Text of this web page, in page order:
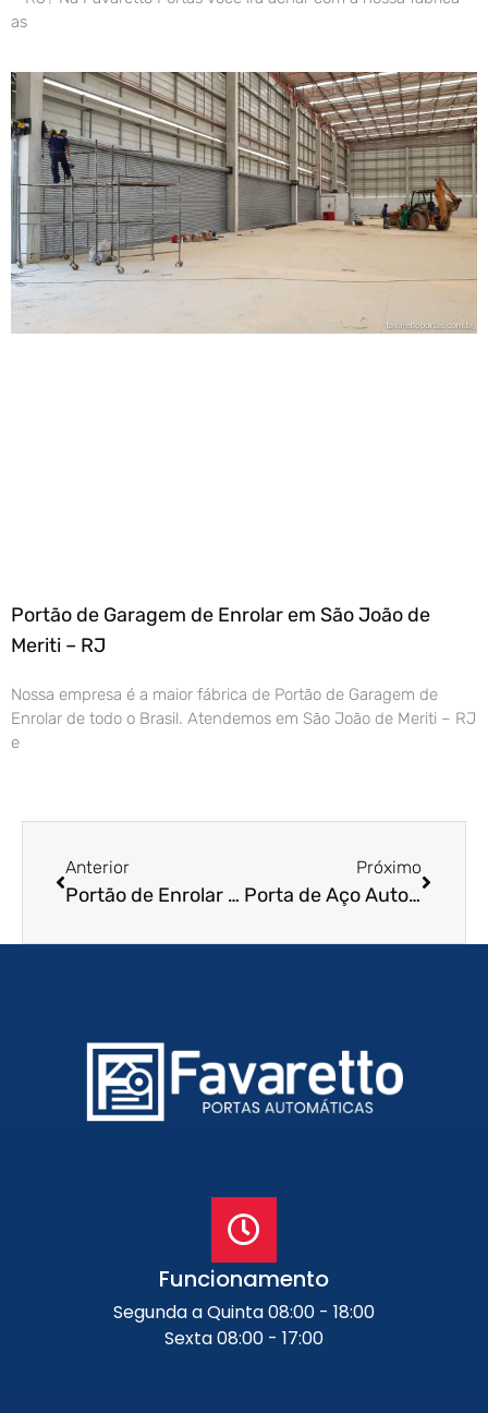
as
Portão de Garagem de Enrolar em São João de
Meriti – RJ
Nossa empresa é a maior fábrica de Portão de Garagem de
Enrolar de todo o Brasil. Atendemos em São João de Meriti – RJ
e
Anterior
Portão de Enrolar Automático em Campo Grande – MS
Próximo
Porta de Aço Automática em Vitória – ES
Funcionamento
Segunda a Quinta 08:00 - 18:00
Sexta 08:00 - 17:00